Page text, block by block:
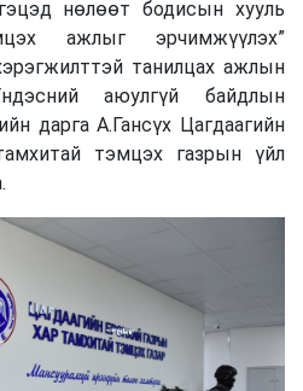
нөлөөт бодисын хууль
ажлыг эрчимжүүлэх”
танилцах ажлын
аюулгүй байдлын
дарга А.Гансүх Цагдаагийн
тэмцэх газрын үйл